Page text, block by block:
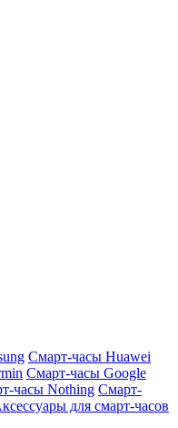
Смарт-часы Huawei
Смарт-часы Google
часы Nothing Смарт-
для смарт-часов